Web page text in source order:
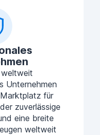
Unternehmen
für
zuverlässige
eine breite
weltweit